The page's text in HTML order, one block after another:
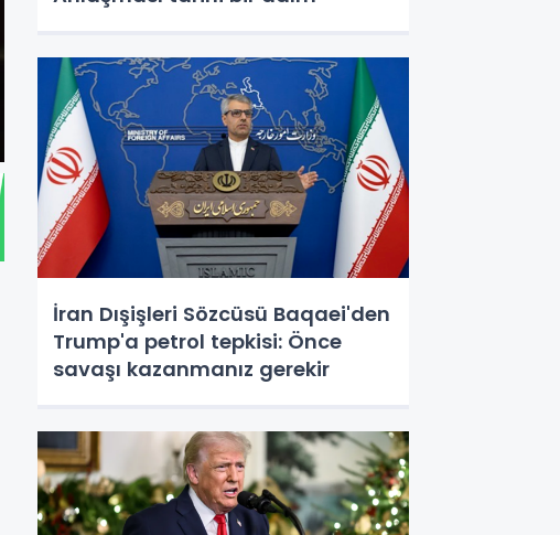
İran Dışişleri Sözcüsü Baqaei'den
Trump'a petrol tepkisi: Önce
savaşı kazanmanız gerekir